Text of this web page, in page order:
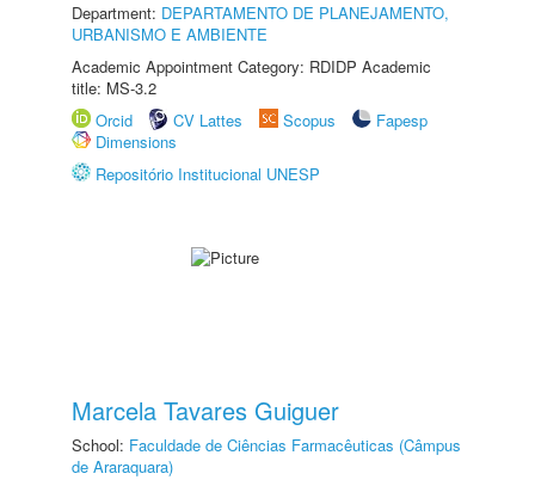
Department: DEPARTAMENTO DE PLANEJAMENTO,
URBANISMO E AMBIENTE
Academic Appointment Category: RDIDP Academic
title: MS-3.2
Orcid
CV Lattes Scopus
Fapesp
Dimensions
Repositório Institucional UNESP
Marcela Tavares Guiguer
School: Faculdade de Ciências Farmacêuticas (Câmpus
de Araraquara)